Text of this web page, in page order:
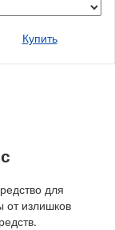
Купить
для
от излишков